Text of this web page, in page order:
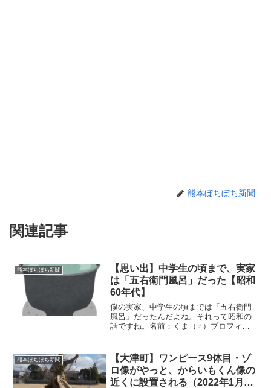
熊本ぼちぼち新聞
関連記事
熊本ぼちぼち新聞
【思い出】中学生の頃まで、実家
は「五右衛門風呂」だった【昭和
60年代】
僕の実家、中学生の頃までは「五右衛門
風呂」だったんだよね。それって昭和の
話ですね。名前：くま（♂）プロフィー
前：カエル（♂）プロフィール：ゆとり
世代（さとり世代）、独身、...
熊本ぼちぼち新聞
【大津町】ワンピース9体目・ゾ
ロ像がやっと、からいもくん像の
近くに設置される（2022年1月）